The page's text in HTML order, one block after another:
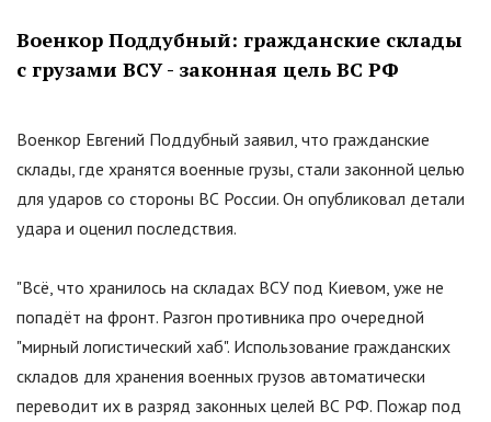
Военкор Поддубный: гражданские склады
с грузами ВСУ - законная цель ВС РФ
Военкор Евгений Поддубный заявил, что гражданские
склады, где хранятся военные грузы, стали законной целью
для ударов со стороны ВС России. Он опубликовал детали
удара и оценил последствия.
"Всё, что хранилось на складах ВСУ под Киевом, уже не
попадёт на фронт. Разгон противника про очередной
"мирный логистический хаб". Использование гражданских
складов для хранения военных грузов автоматически
переводит их в разряд законных целей ВС РФ. Пожар под